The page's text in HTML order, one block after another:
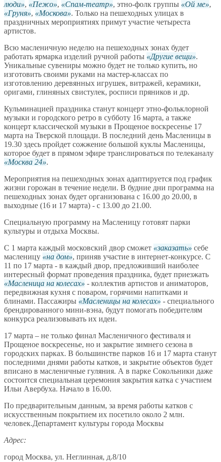
люди , Пежо , Спам-театр , этно-фолк группы Ой ме ,
Груня , Москова . Только на пешеходных улицах в
праздничных мероприятиях примут участие четыреста
артистов.
Всю масленичную неделю на пешеходных зонах будет
работать ярмарка изделий ручной работы
Другие вещи .
Уникальные сувениры можно будет не только купить, но
изготовить своими руками на мастер-классах по
изготовлению деревянных игрушек, витражей, керамики,
оригами, глиняных свистулек, росписи пряников и др.
Кульминацией праздника станут концерт этно-фольклорной
музыки и городского ретро в субботу 16 марта, а также
концерт классической музыки в Прощеное воскресенье 17
марта на Тверской площади. В последний день Масленицы в
19.30 здесь пройдет сожжение большой куклы Масленицы,
которое будет в прямом эфире транслироваться по телеканалу
Москва 24 .
Мероприятия на пешеходных зонах адаптируется под график
жизни горожан в течение недели. В будние дни программа на
пешеходных зонах будет организована с 16.00 до 20.00, в
выходные (16 и 17 марта) - с 13.00 до 21.00.
Специальную программу на Масленицу готовят парки
культуры и отдыха Москвы.
С 1 марта каждый московский двор сможет
заказать
себе
масленицу
на дом , приняв участие в интернет-конкурсе. С
11 по 17 марта - в каждый двор, предложивший наиболее
интересный формат проведения праздника, будет приезжать
Масленица на колесах
- коллектив артистов и аниматоров,
передвижная кухня с поваром, горячими напитками и
блинами. Пассажиры
Масленицы на колесах
- специального
брендированного мини-вэна, будут помогать победителям
конкурса реализовывать их идеи.
17 марта – не только финал Масленичного фестиваля и
Прощеное воскресенье, но и закрытие зимнего сезона в
городских парках. В большинстве парков 16 и 17 марта станут
последними днями работы катков, и закрытие объектов будет
вписано в масленичные гуляния. А в парке Сокольники даже
состоится специальная церемония закрытия катка с участием
Ильи Авербуха. Начало в 16.00.
По предварительным данным, за время работы катков с
искусственным покрытием их посетило около 2 млн.
человек.Департамент культуры города Москвы
Адрес:
город Москва, ул. Неглинная, д.8/10